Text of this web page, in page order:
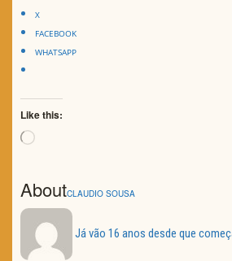
X
FACEBOOK
WHATSAPP
Like this:
Loading…
AboutCLAUDIO SOUSA
Já vão 16 anos desde que